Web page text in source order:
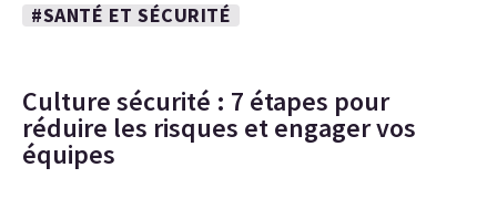
#SANTÉ ET SÉCURITÉ
Culture sécurité : 7 étapes pour
réduire les risques et engager vos
équipes